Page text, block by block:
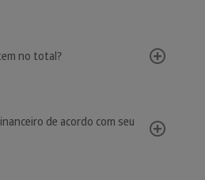
no total?
de acordo com seu